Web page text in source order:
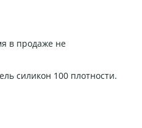
в продаже не
силикон 100 плотности.